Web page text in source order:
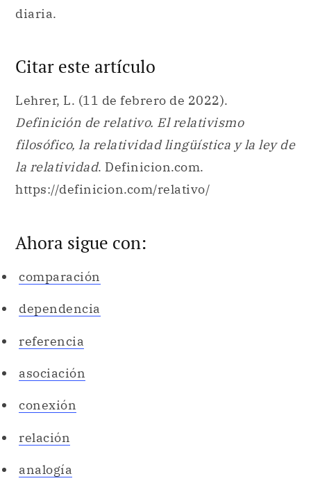
diaria.
Citar este artículo
Lehrer, L. (11 de febrero de 2022).
Definición de relativo. El relativismo
filosófico, la relatividad lingüística y la ley de
la relatividad. Definicion.com.
https://definicion.com/relativo/
Ahora sigue con:
comparación
dependencia
referencia
asociación
conexión
relación
analogía